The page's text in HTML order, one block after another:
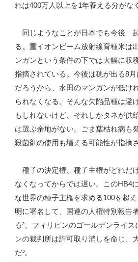
れは400万人以上を1年養える分がな
同じようなことが日本でも今後、
る。重イオンビーム放射線育種米は
ンガンという条件の下では大幅に収
指摘されている。今後は穂が出る8
だろうから、水田のマンガンが低け
られなくなる。そんな欠陥品種は避
もしれないけど、それしかタネが供
は選ぶ余地がない。ごま葉枯れ病も
殺菌剤の使用も増える可能性が指摘
種子の決定権、種子主権がどれだ
なくなってからでは遅い。このHB4
な世界の種子主権を求める100を超
明に署名して、国連の人権特別報告
る²。フィリピンのゴールデンライ
ンの裁判所は許可取り消しを命じ、
だ³。